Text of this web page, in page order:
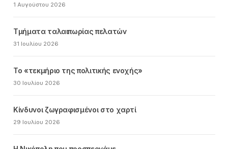
1 Αυγούστου 2026
Τμήματα ταλαιπωρίας πελατών
31 Ιουλίου 2026
Το «τεκμήριο της πολιτικής ενοχής»
30 Ιουλίου 2026
Κίνδυνοι ζωγραφισμένοι στο χαρτί
29 Ιουλίου 2026